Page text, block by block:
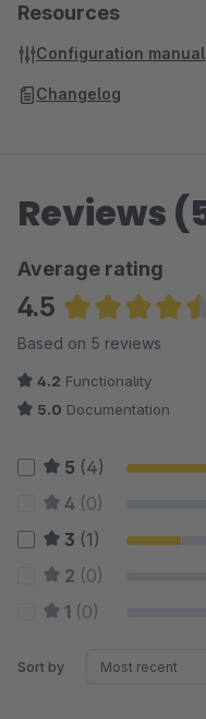
Resources
Configuration manual
Changelog
Reviews
Average rating
4.5
Average rating of
Based on 5 reviews
4.2 Functionality
5.0 Documentation
5 (4)
4 (0)
3 (1)
2 (0)
1 (0)
Sort by